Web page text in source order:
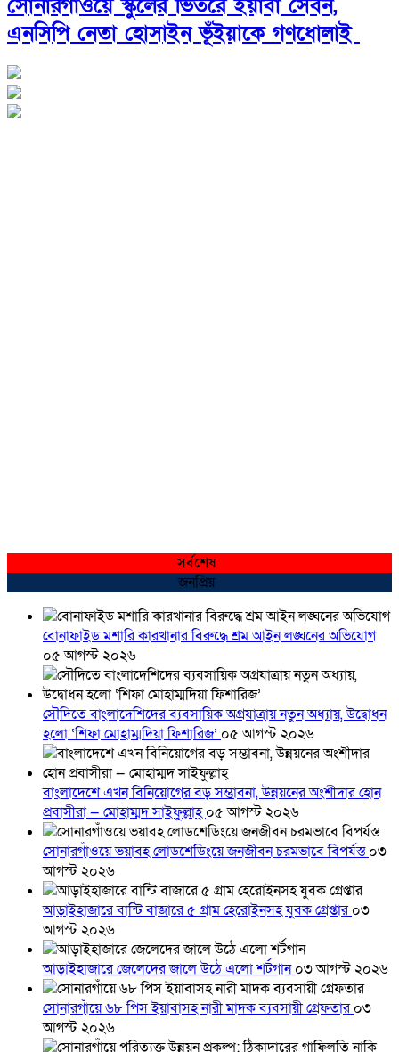
সোনারগাঁওয়ে স্কুলের ভিতরে ইয়াবা সেবন,
এনসিপি নেতা হোসাইন ভূঁইয়াকে গণধোলাই
সর্বশেষ
জনপ্রিয়
বোনাফাইড মশারি কারখানার বিরুদ্ধে শ্রম আইন লঙ্ঘনের অভিযোগ
০৫ আগস্ট ২০২৬
সৌদিতে বাংলাদেশিদের ব্যবসায়িক অগ্রযাত্রায় নতুন অধ্যায়, উদ্বোধন
হলো ‘শিফা মোহাম্মদিয়া ফিশারিজ’ ০৫ আগস্ট ২০২৬
বাংলাদেশে এখন বিনিয়োগের বড় সম্ভাবনা, উন্নয়নের অংশীদার হোন
প্রবাসীরা — মোহাম্মদ সাইফুল্লাহ্০৫ আগস্ট ২০২৬
সোনারগাঁওয়ে ভয়াবহ লোডশেডিংয়ে জনজীবন চরমভাবে বিপর্যস্ত০৩
আগস্ট ২০২৬
আড়াইহাজারে বান্টি বাজারে ৫ গ্রাম হেরোইনসহ যুবক গ্রেপ্তার০৩
আগস্ট ২০২৬
আড়াইহাজারে জেলেদের জালে উঠে এলো শর্টগান০৩ আগস্ট ২০২৬
সোনারগাঁয়ে ৬৮ পিস ইয়াবাসহ নারী মাদক ব্যবসায়ী গ্রেফতার০৩
আগস্ট ২০২৬